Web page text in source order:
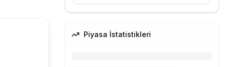
Piyasa İstatistikleri